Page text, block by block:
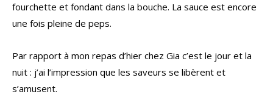
fourchette et fondant dans la bouche. La sauce est encore
une fois pleine de peps.
Par rapport à mon repas d’hier chez Gia c’est le jour et la
nuit : j’ai l’impression que les saveurs se libèrent et
s’amusent.